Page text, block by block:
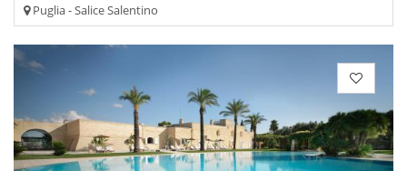
Puglia - Salice Salentino